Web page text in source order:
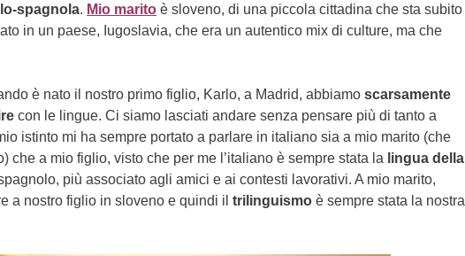
spagnola. Mio marito è sloveno, di una piccola cittadina che sta subito
in un paese, Iugoslavia, che era un autentico mix di culture, ma che
è nato il nostro primo figlio, Karlo, a Madrid, abbiamoscarsamente
con le lingue. Ci siamo lasciati andare senza pensare più di tanto a
istinto mi ha sempre portato a parlare in italiano sia a mio marito (che
che a mio figlio, visto che per me l’italiano è sempre stata la lingua della
più associato agli amici e ai contesti lavorativi. A mio marito,
a nostro figlio in sloveno e quindi iltrilinguismo è sempre stata la nostra